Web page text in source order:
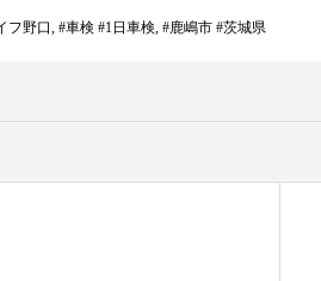
フ野口 #車検 #1日車検 #鹿嶋市 #茨城県